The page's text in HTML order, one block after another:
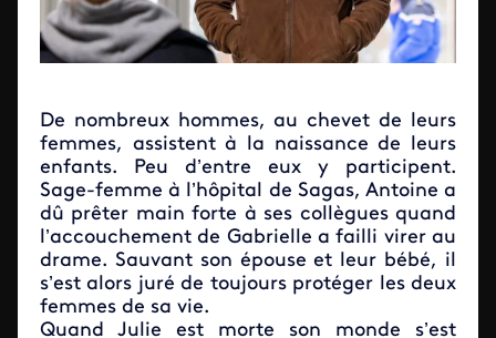
De nombreux hommes, au chevet de leurs
femmes, assistent à la naissance de leurs
enfants. Peu d’entre eux y participent.
Sage-femme à l’hôpital de Sagas, Antoine a
dû prêter main forte à ses collègues quand
l’accouchement de Gabrielle a failli virer au
drame. Sauvant son épouse et leur bébé, il
s’est alors juré de toujours protéger les deux
femmes de sa vie.
Quand Julie est morte son monde s’est